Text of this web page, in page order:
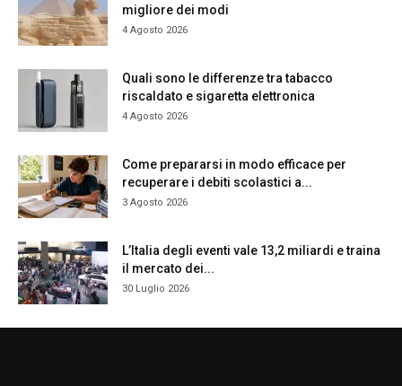
migliore dei modi
4 Agosto 2026
Quali sono le differenze tra tabacco
riscaldato e sigaretta elettronica
4 Agosto 2026
Come prepararsi in modo efficace per
recuperare i debiti scolastici a...
3 Agosto 2026
L’Italia degli eventi vale 13,2 miliardi e traina
il mercato dei...
30 Luglio 2026